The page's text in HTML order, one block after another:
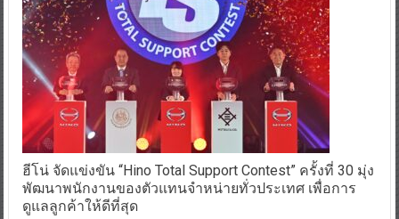
ฮีโน่ จัดแข่งขัน “Hino Total Support Contest” ครั้งที่ 30 มุ่ง
พัฒนาพนักงานของตัวแทนจำหน่ายทั่วประเทศ เพื่อการ
ดูแลลูกค้าให้ดีที่สุด